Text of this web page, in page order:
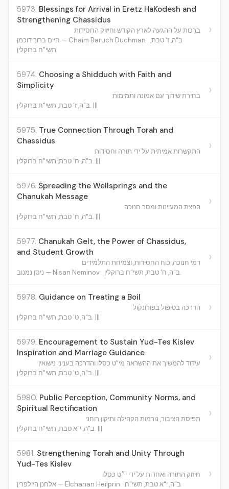
5973. Blessings for Arrival in Eretz HaKodesh and
Strengthening Chassidus
ברכות על ההגעה לארץ הקודש וחיזוק החסידות
חיים ברוך דוכמן — Chaim Baruch Duchman ב"ה, ז' טבת,
תשי"ח ברוקלין.
›
5974. Choosing a Shidduch with Faith and
Simplicity
בחירת שידוך עם אמונה ותמימות
ב"ה, ז' טבת, תשי"ח ברוקלין. |||
›
5975. True Connection Through Torah and
Chassidus
התקשרות אמיתית על ידי תורה וחסידות
ב"ה, ח' טבת, תשי"ח ברוקלין. |||
›
5976. Spreading the Wellsprings and the
Chanukah Message
הפצת המעיינות ומסר חנוכה
ב"ה, ח' טבת, תשי"ח ברוקלין. |||
›
5977. Chanukah Gelt, the Power of Chassidus,
and Student Growth
דמי חנוכה, כוח החסידות, וצמיחת התלמידים
ניסן נמנוב — Nisan Neminov
ב"ה, ח' טבת, תשי"ח ברוקלין.
›
5978. Guidance on Treating a Boil
הדרכה בטיפול בפורונקול
ב"ה, ט' טבת, תשי"ח ברוקלין. |||
›
5979. Encouragement to Sustain Yud-Tes Kislev
Inspiration and Marriage Guidance
עידוד להמשיך את ההשראה מי"ט כסלו והדרכה בעניני נישואין
ב"ה, ט' טבת, תשי"ח ברוקלין. |||
›
5980. Public Perception, Community Norms, and
Spiritual Rectification
תפיסת הציבור, נורמות הקהילה ותיקון רוחני
ב"ה, י"א טבת, תשי"ח ברוקלין. |||
›
5981. Strengthening Torah and Unity Through
Yud-Tes Kislev
חיזוק התורה ואחדות על ידי י״ט כסלו
אלחנן היילפרין — Elchanan Heilprin
ב"ה, י"א טבת, תשי"ח
›